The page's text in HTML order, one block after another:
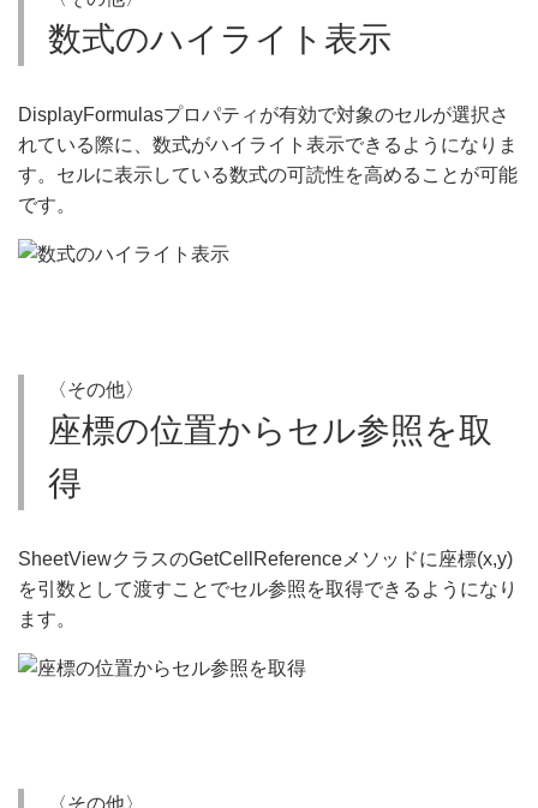
数式のハイライト表示
DisplayFormulasプロパティが有効で対象のセルが選択さ
れている際に、数式がハイライト表示できるようになりま
す。セルに表示している数式の可読性を高めることが可能
です。
〈その他〉
座標の位置からセル参照を取
得
SheetViewクラスのGetCellReferenceメソッドに座標(x,y)
を引数として渡すことでセル参照を取得できるようになり
ます。
〈その他〉